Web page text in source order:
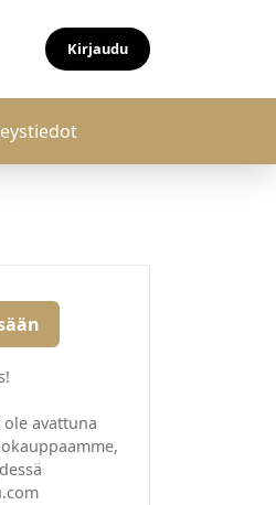
Kirjaudu
ole avattuna